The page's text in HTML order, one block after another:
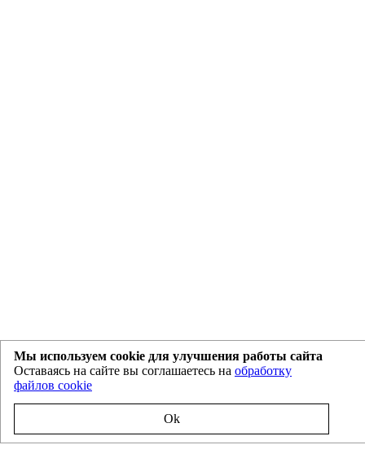
Мы используем cookie для улучшения работы сайта
Оставаясь на сайте вы соглашаетесь на обработку
файлов cookie
Ok